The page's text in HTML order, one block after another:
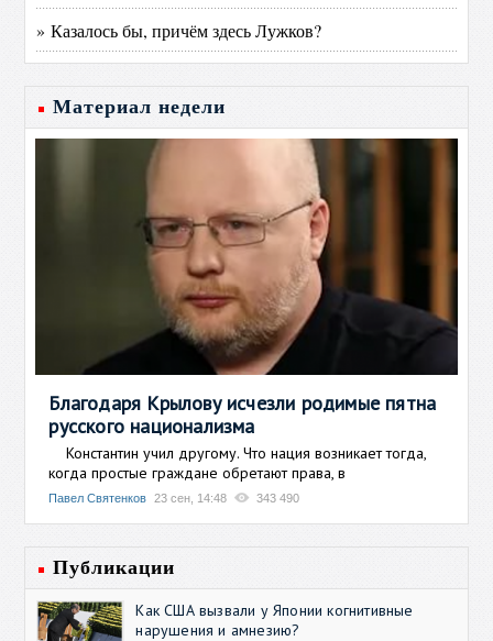
» Казалось бы, причём здесь Лужков?
Материал недели
Благодаря Крылову исчезли родимые пятна
русского национализма
Константин учил другому. Что нация возникает тогда,
когда простые граждане обретают права, в
Павел Святенков 23 сен, 14:48 343 490
Публикации
Как США вызвали у Японии когнитивные
нарушения и амнезию?